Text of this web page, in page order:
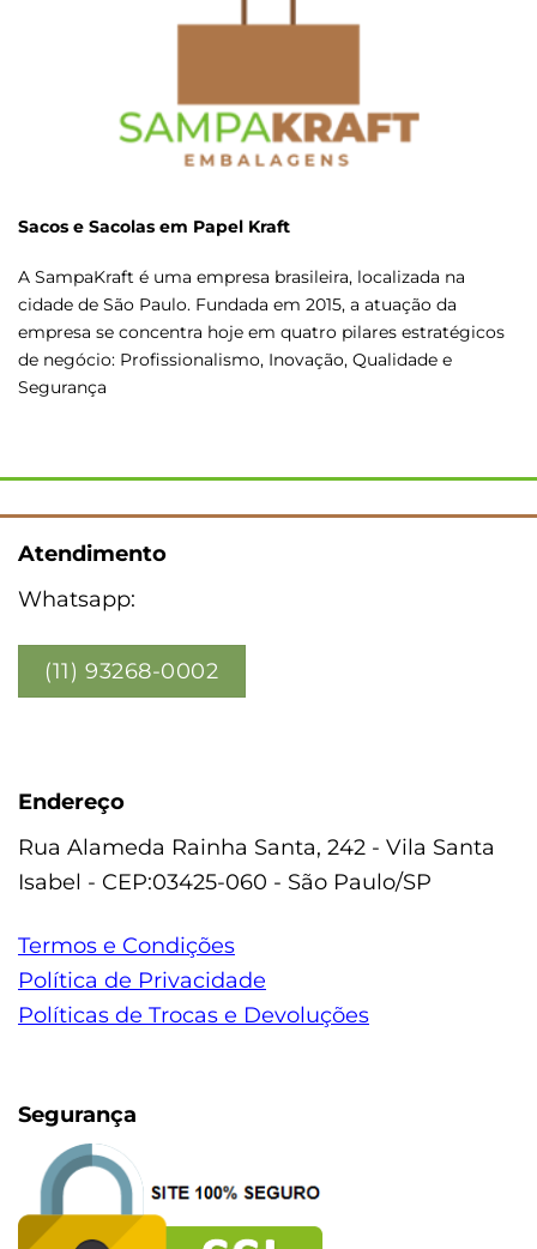
Sacos e Sacolas em Papel Kraft
A SampaKraft é uma empresa brasileira, localizada na
cidade de São Paulo. Fundada em 2015, a atuação da
empresa se concentra hoje em quatro pilares estratégicos
de negócio: Profissionalismo, Inovação, Qualidade e
Segurança
Atendimento
Whatsapp:
(11) 93268-0002
Endereço
Rua Alameda Rainha Santa, 242 - Vila Santa
Isabel - CEP:03425-060 - São Paulo/SP
Termos e Condições
Política de Privacidade
Políticas de Trocas e Devoluções
Segurança